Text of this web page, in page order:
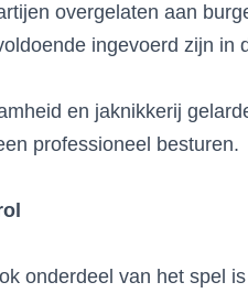
overgelaten aan
ingevoerd zijn in
en jaknikkerij
professioneel besturen.
onderdeel van het spel